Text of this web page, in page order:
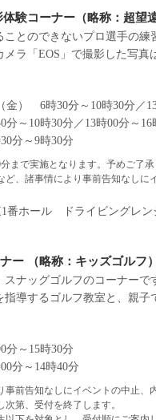
体験コーナー（略称：超望
とのできないプロ選手の
ラ「EOS」で撮影した写
金） 6時30分～10時30分／
～10時30分／13時00分～16
分～9時30分
まで実施となります。予めご了
ど、諸事情により事前告知なし
1番ホール ドライビングレン
ー （略称：キッズゴルフ
ナッグゴルフのコーナー
指導するゴルフ教室と、親
～15時30分
分～14時40分
事前告知なしにイベントの中止
第、受付を終了します。